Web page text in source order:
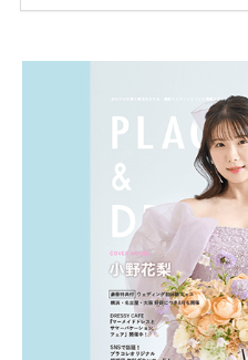
ため、比較せず
一番お得？」「
解決します。 ま
ング診